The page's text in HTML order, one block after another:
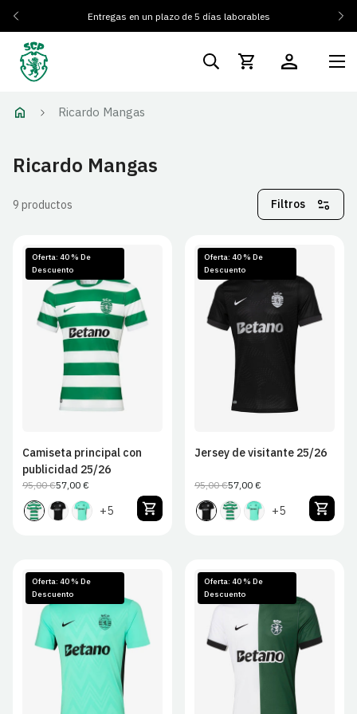
Entregas en un plazo de 5 días laborables
Ricardo Mangas
Ricardo Mangas
9 productos Filtros
Oferta: 40 % De
Descuento
S XL
Camiseta principal con
publicidad 25/26
Precio
habitual
95,00 €Precio
de
venta
57,00 €
+5
Oferta: 40 % De
Descuento
M
Jersey de visitante 25/26
Precio
habitual
95,00 €Precio
de
venta
57,00 €
+5
Oferta: 40 % De
Descuento
S M L
Oferta: 40 % De
Descuento
S XL
2XL